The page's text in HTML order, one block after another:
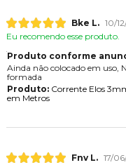
Bke L. 10/
Eu recomendo esse produto.
Produto conforme
Ainda não colocado em uso,
formada
Produto:Corrente Elos
em Metros
Fnv L. 17/